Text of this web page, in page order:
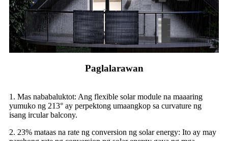
Paglalarawan
1. Mas nababaluktot: Ang flexible solar module na maaaring
yumuko ng 213° ay perpektong umaangkop sa curvature ng
isang ircular balcony.
2. 23% mataas na rate ng conversion ng solar energy: Ito ay may